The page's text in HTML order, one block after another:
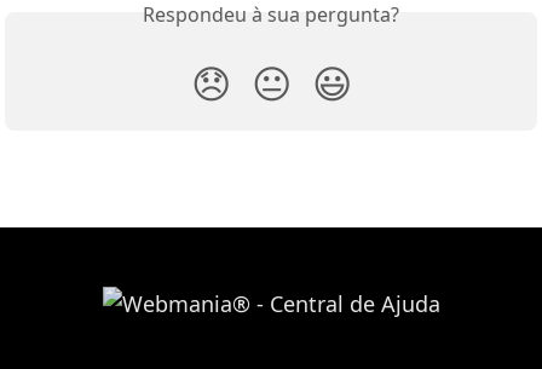
Respondeu à sua pergunta?
😞 😐 😃